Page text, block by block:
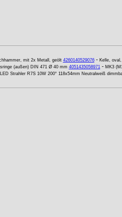
mit 2x Metall, geölt 4260140529076- Kelle,
(außen) DIN 471 Ø 40 mm 4051435058971- MK3
LED Strahler R7S 10W 200° 118x54mm Neutralweiß